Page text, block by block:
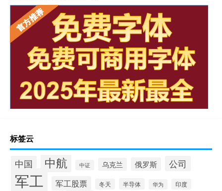
标签云
中国 中航 中证 乌克兰 俄罗斯 公司
军工 军工股票 冬天 半导体 华为 印度